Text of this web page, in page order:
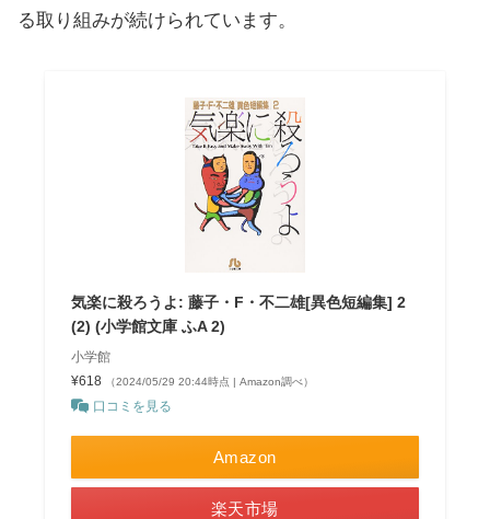
る取り組みが続けられています。
気楽に殺ろうよ: 藤子・F・不二雄[異色短編集] 2
(2) (小学館文庫 ふA 2)
小学館
¥618
（2024/05/29 20:44時点 | Amazon調べ）
口コミを見る
Amazon
楽天市場